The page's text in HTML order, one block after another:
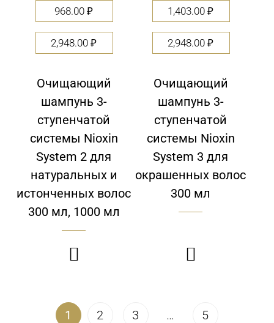
968.00₽
2,948.00₽
Очищающий
шампунь 3-
ступенчатой
системы Nioxin
System 2 для
натуральных и
истонченных волос
300 мл, 1000 мл

1,403.00₽
2,948.00₽
Очищающий
шампунь 3-
ступенчатой
системы Nioxin
System 3 для
окрашенных волос
300 мл

1 2 3 …
5